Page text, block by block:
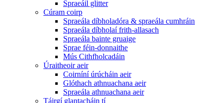
Spraeáil glitter
Cúram coirp
Spraeála díbholadóra & spraeála cumhráin
Spraeála díbholaí frith-allasach
Spraeála bainte gruaige
Sprae féin-donnaithe
Mús Cithfholcadáin
Úraitheoir aeir
Coirníní úrúcháin aeir
Glóthach athnuachana aeir
Spraeála athnuachana aeir
Táirgí glantacháin tí